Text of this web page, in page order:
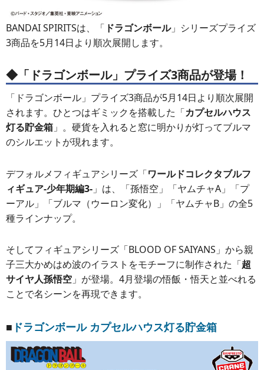
BANDAI SPIRITSは、「 ドラゴンボール」シリーズプライズ
3商品を5月14日より順次展開します。
◆「ドラゴンボール」プライズ3商品が登場！
「ドラゴンボール」プライズ3商品が5月14日より順次展開
されます。ひとつはギミックを搭載した「カプセルハウス
灯る貯金箱 」。硬貨を入れると窓に明かりが灯ってブルマ
のシルエットが現れます。
デフォルメフィギュアシリーズ「ワールドコレクタブルフ
ィギュア-少年期編3- 」は、「孫悟空」「ヤムチャA」「プ
ーアル」「ブルマ（ウーロン変化）」「ヤムチャB」の全5
種ラインナップ。
そしてフィギュアシリーズ「BLOOD OF SAIYANS」から親
子三大かめはめ波のイラストをモチーフに制作された「超
サイヤ人孫悟空 」が登場。4月登場の悟飯・悟天と並べれる
ことで名シーンを再現できます。
■ ドラゴンボール カプセルハウス灯る貯金箱